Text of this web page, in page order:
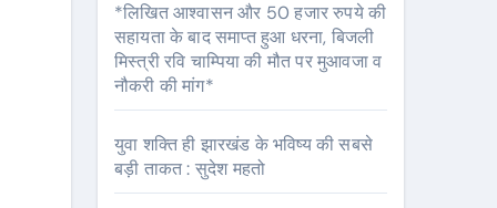
*लिखित आश्वासन और 50 हजार रुपये की
सहायता के बाद समाप्त हुआ धरना, बिजली
मिस्त्री रवि चाम्पिया की मौत पर मुआवजा व
नौकरी की मांग*
युवा शक्ति ही झारखंड के भविष्य की सबसे
बड़ी ताकत : सुदेश महतो